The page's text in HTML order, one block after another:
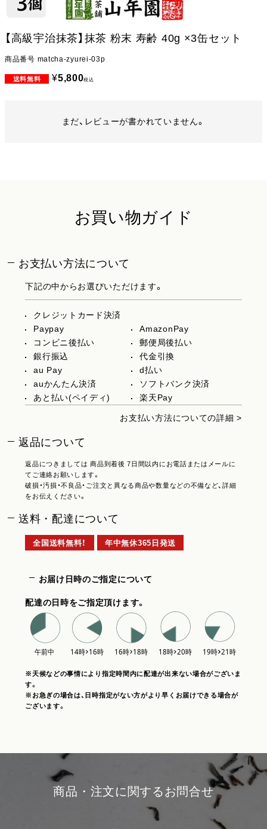
【高級宇治抹茶】抹茶 粉末 寿齢 40g ×3缶セット
商品番号 matcha-zyurei-03p
¥5,800税込
まだ、レビューが書かれていません。
お買い物ガイド
お支払い方法について
下記の中からお選びいただけます。
クレジットカード決済
Paypay
AmazonPay
コンビニ後払い
郵便局後払い
銀行振込
代金引換
au Pay
d払い
auかんたん決済
ソフトバンク決済
あと払い(ペイディ)
楽天Pay
お支払い方法についての詳細 >
返品について
返品につきましては 商品到着後 7日間以内にお電話またはメールに
てご連絡お願いします。
破損・汚損・不良品・ご注文と異なる商品や数量などの不備など、詳細
をお伝えください。
送料・配達について
全国送料無料！ 年中無休365日発送
お届け日時のご指定について
配達の日時をご指定頂けます。
※天候などの事情により指定時間内に配達が出来ない場合がございま
す。
※お急ぎの場合は、日時指定がない方がより早くお届けできる場合が
ございます。
商品・注文に関するお問合せ